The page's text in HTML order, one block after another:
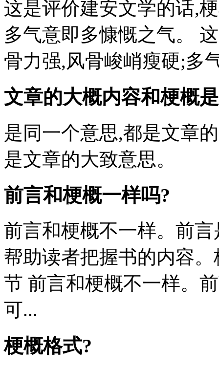
这是评价建安文学的话,
多气意即多慷慨之气。
骨力强,风骨峻峭瘦硬;多
文章的大概内容和梗概
是同一个意思,都是文章
是文章的大致意思。
前言和梗概一样吗?
前言和梗概不一样。前
帮助读者把握书的内容
节 前言和梗概不一样。
可...
梗概格式?